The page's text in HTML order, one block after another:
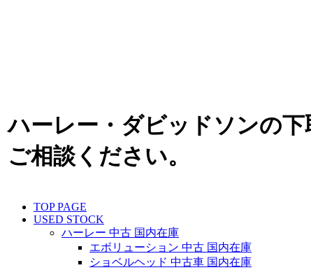
ハーレー・ダビッドソンの
ご相談ください。
TOP PAGE
USED STOCK
ハーレー 中古 国内在庫
エボリューション 中古 国内在庫
ショベルヘッド 中古車 国内在庫